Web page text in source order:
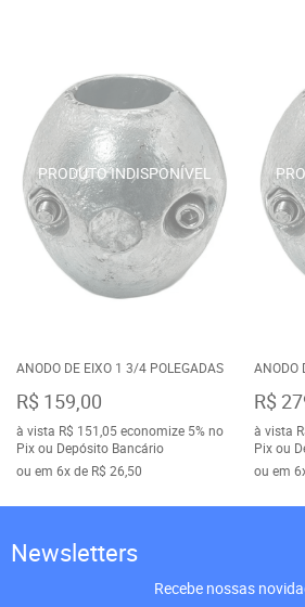
ANODO DE EIXO 1 3/4 POLEGADAS
R$ 159,00
à vista R$ 151,05economize 5%no
Pix ou Depósito Bancário
ou em 6xde R$ 26,50
ANODO
R$
à vista
Pix ou
ou em
Newsletters
Recebe nossas